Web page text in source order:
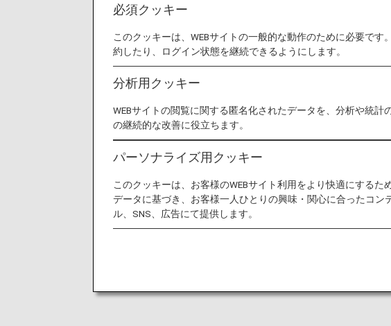
必須クッキー
このクッキーは、WEBサイトの一般的な動作のために必要です
約したり、ログイン状態を継続できるようにします。
分析用クッキー
WEBサイトの閲覧に関する匿名化されたデータを、分析や統計
の継続的な改善に役立ちます。
パーソナライズ用クッキー
このクッキーは、お客様のWEBサイト利用をより快適にするた
データに基づき、お客様一人ひとりの興味・関心に合ったコン
ル、SNS、広告にて提供します。